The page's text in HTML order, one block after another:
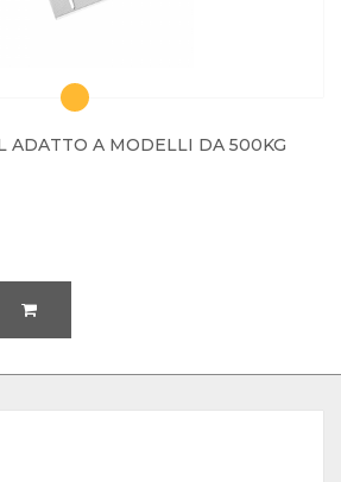
ADATTO A MODELLI DA 500KG